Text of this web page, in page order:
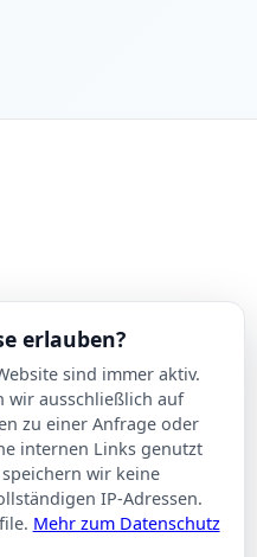
erlauben?
sind immer aktiv.
wir ausschließlich auf
zu einer Anfrage oder
internen Links genutzt
wir keine
IP-Adressen.
Mehr zum Datenschutz